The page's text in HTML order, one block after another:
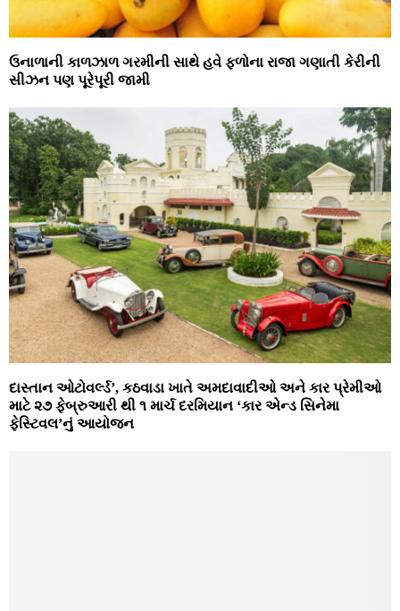
ઉનાળાની કાળઝાળ ગરમીની સાથે હવે ફળોના રાજા ગણાતી કેરીની
સીઝન પણ પૂરેપૂરી જામી
દાસ્‍તાન ઓટોવર્લ્‍ડ’, કઠવાડા ખાતે અમદાવાદીઓ અને કાર પ્રેમીઓ
માટે ૨૭ ફેબ્રુઆરી થી ૧ માર્ચ દરમિયાન ‘કાર એન્‍ડ સિનેમા
ફેસ્‍ટિવલ’નું આયોજન